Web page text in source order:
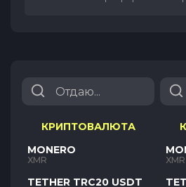
КРИПТОВАЛЮТА
MONERO
XMR
TETHER TRC20 USDT
XMR